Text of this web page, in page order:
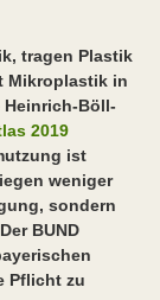
tragen Plastik
Mikroplastik in
Heinrich-Böll-
2019
ist
weniger
sondern
BUND
Pflicht zu